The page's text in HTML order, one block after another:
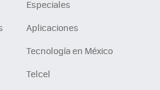
Especiales
Aplicaciones
Tecnología en México
Telcel